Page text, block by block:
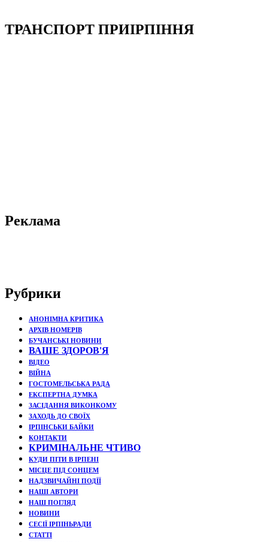
ТРАНСПОРТ ПРИІРПІННЯ
Реклама
Рубрики
АНОНІМНА КРИТИКА
АРХІВ НОМЕРІВ
БУЧАНСЬКІ НОВИНИ
ВАШЕ ЗДОРОВ'Я
ВІДЕО
ВІЙНА
ГОСТОМЕЛЬСЬКА РАДА
ЕКСПЕРТНА ДУМКА
ЗАСІДАННЯ ВИКОНКОМУ
ЗАХОДЬ ДО СВОЇХ
ІРПІНСЬКИ БАЙКИ
КОНТАКТИ
КРИМІНАЛЬНЕ ЧТИВО
КУДИ ПІТИ В ІРПЕНІ
МІСЦЕ ПІД СОНЦЕМ
НАДЗВИЧАЙНІ ПОДЇЇ
НАШІ АВТОРИ
НАШ ПОГЛЯД
НОВИНИ
СЕСІЇ ІРПІНЬРАДИ
СТАТТІ